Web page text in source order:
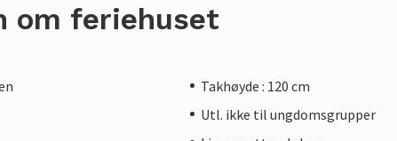
om feriehuset
Takhøyde : 120 cm
Utl. ikke til ungdomsgrupper